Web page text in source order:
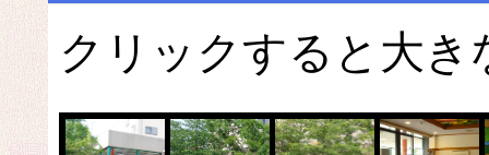
クリックすると大